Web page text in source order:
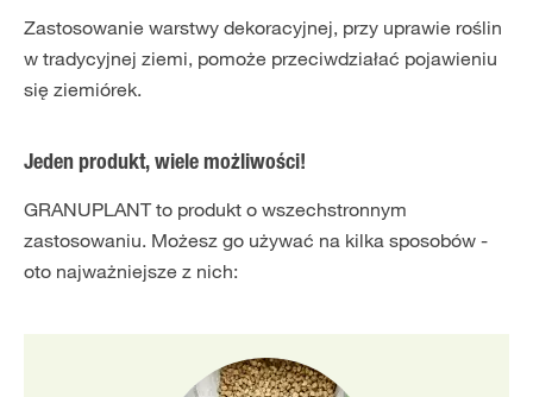
Zastosowanie warstwy dekoracyjnej, przy uprawie roślin
w tradycyjnej ziemi, pomoże przeciwdziałać pojawieniu
się ziemiórek.
Jeden produkt, wiele możliwości!
GRANUPLANT to produkt o wszechstronnym
zastosowaniu. Możesz go używać na kilka sposobów -
oto najważniejsze z nich: